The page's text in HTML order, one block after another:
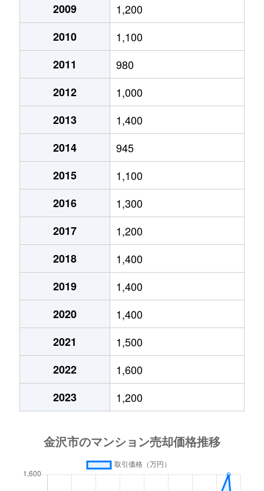
新保本
1,500万円 金沢
1,500万円 金沢
高柳町
2,300万円 東金沢
徒歩3分
玉川町
3,500万円 金沢
徒歩11分
玉川町
3,600万円 金沢
徒歩11分
中央通町
2,600万円 金沢
徒歩28分
土清水
150万円 金沢
徒歩1時間45分
寺町
120万円 金沢
徒歩45分
寺町
140万円 金沢
徒歩45分
寺町
130万円 金沢
徒歩45分
寺町
580万円 金沢
徒歩45分
富樫
1,300万円 金沢
徒歩1時間15分
長田
2,400万円 金沢
徒歩16分
長田
1,900万円 金沢
徒歩18分
長土塀
5,500万円 金沢
徒歩21分
長町
330万円 金沢
徒歩20分
長町
470万円 金沢
徒歩19分
1,700万円
畝田中
2,900万円
畝田中
4,500万円
畝田中
1,700万円
畝田西
550万円
畝田西
1,200万円
畝田西
1,800万円
畝田東
3,000万円
畝田東
1,200万円
永安町
1,200万円
永安町
790万円
大桑町
3,200万円
1,900万円
2,200万円
大野町
2,200万円
大野町
2,700万円 金沢
17,000万円
1,700万円
1,100万円
6,600万円
200万円
泉野町
1,900万円
泉野町
5,600万円
泉野町
3,700万円
泉野町
2,400万円
泉本町
1,200万円
泉本町
1,400万円
出雲町
5,400万円
出雲町
1,700万円
出雲町
3,000万円
1,000万円
2009
1,200
2010
1,100
2011
980
2012
1,000
2013
1,400
2014
945
2015
1,100
2016
1,300
2017
1,200
2018
1,400
2019
1,400
2020
1,400
2021
1,500
2022
1,600
2023
1,200